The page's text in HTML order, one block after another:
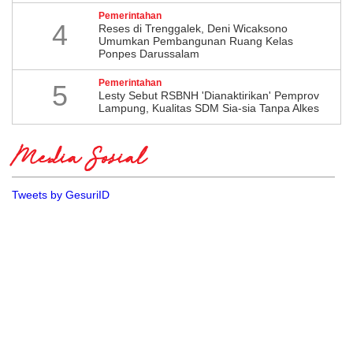
4
Pemerintahan
​Reses di Trenggalek, Deni Wicaksono
Umumkan Pembangunan Ruang Kelas
Ponpes Darussalam
5 Pemerintahan
Lesty Sebut RSBNH 'Dianaktirikan' Pemprov
Lampung, Kualitas SDM Sia-sia Tanpa Alkes
Media Sosial
Tweets by GesuriID